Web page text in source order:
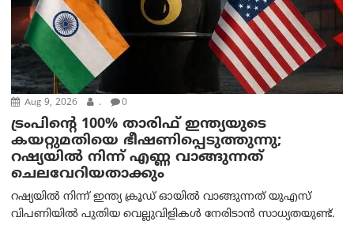
Aug 9, 2026 . 0
ട്രം‌പിന്റെ 100% താരിഫ് ഇന്ത്യയുടെ
കയറ്റുമതിയെ ഭീഷണിപ്പെടുത്തുന്നു;
റഷ്യയിൽ നിന്ന് എണ്ണ വാങ്ങുന്നത്
ചെലവേറിയതാക്കും
റഷ്യയിൽ നിന്ന് ഇന്ത്യ ക്രൂഡ് ഓയിൽ വാങ്ങുന്നത് യുഎസ്
വിപണിയിൽ പുതിയ വെല്ലുവിളികൾ നേരിടാൻ സാധ്യതയുണ്ട്.